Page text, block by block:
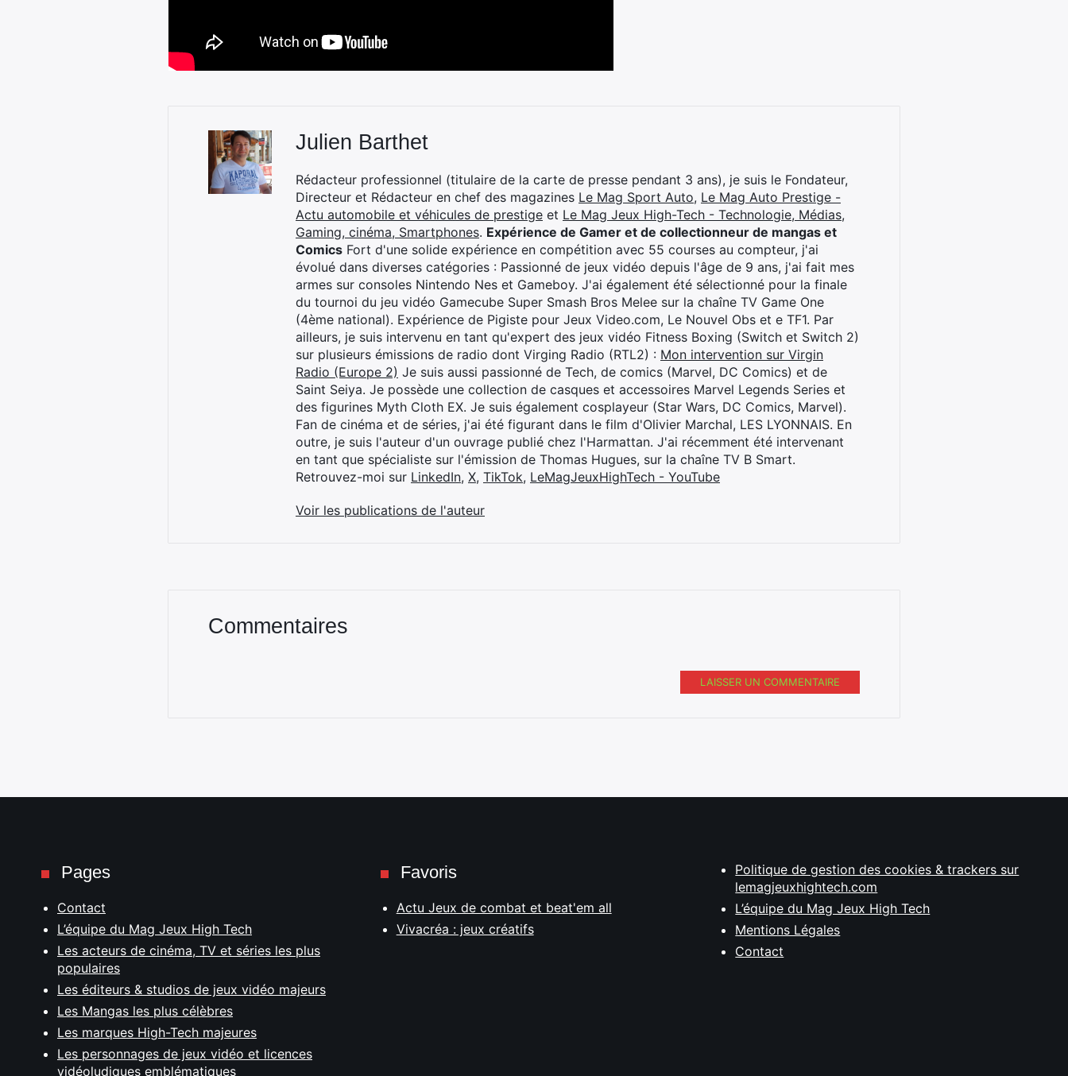
Julien Barthet
Rédacteur professionnel (titulaire de la carte de presse pendant 3 ans), je suis le Fondateur,
Directeur et Rédacteur en chef des magazines Le Mag Sport Auto, Le Mag Auto Prestige -
Actu automobile et véhicules de prestige et Le Mag Jeux High-Tech - Technologie, Médias,
Gaming, cinéma, Smartphones. Expérience de Gamer et de collectionneur de mangas et
Comics Fort d'une solide expérience en compétition avec 55 courses au compteur, j'ai
évolué dans diverses catégories : Passionné de jeux vidéo depuis l'âge de 9 ans, j'ai fait mes
armes sur consoles Nintendo Nes et Gameboy. J'ai également été sélectionné pour la finale
du tournoi du jeu vidéo Gamecube Super Smash Bros Melee sur la chaîne TV Game One
(4ème national). Expérience de Pigiste pour Jeux Video.com, Le Nouvel Obs et e TF1. Par
ailleurs, je suis intervenu en tant qu'expert des jeux vidéo Fitness Boxing (Switch et Switch 2)
sur plusieurs émissions de radio dont Virging Radio (RTL2) : Mon intervention sur Virgin
Radio (Europe 2) Je suis aussi passionné de Tech, de comics (Marvel, DC Comics) et de
Saint Seiya. Je possède une collection de casques et accessoires Marvel Legends Series et
des figurines Myth Cloth EX. Je suis également cosplayeur (Star Wars, DC Comics, Marvel).
Fan de cinéma et de séries, j'ai été figurant dans le film d'Olivier Marchal, LES LYONNAIS. En
outre, je suis l'auteur d'un ouvrage publié chez l'Harmattan. J'ai récemment été intervenant
en tant que spécialiste sur l'émission de Thomas Hugues, sur la chaîne TV B Smart.
Retrouvez-moi sur LinkedIn, X, TikTok, LeMagJeuxHighTech - YouTube
Voir les publications de l'auteur
Commentaires
LAISSER UN COMMENTAIRE
Pages
Contact
L’équipe du Mag Jeux High Tech
Les acteurs de cinéma, TV et séries les plus
populaires
Les éditeurs & studios de jeux vidéo majeurs
Les Mangas les plus célèbres
Les marques High-Tech majeures
Les personnages de jeux vidéo et licences
vidéoludiques emblématiques
Favoris
Actu Jeux de combat et beat'em all
Vivacréa : jeux créatifs
Politique de gestion des cookies & trackers sur
lemagjeuxhightech.com
L’équipe du Mag Jeux High Tech
Mentions Légales
Contact